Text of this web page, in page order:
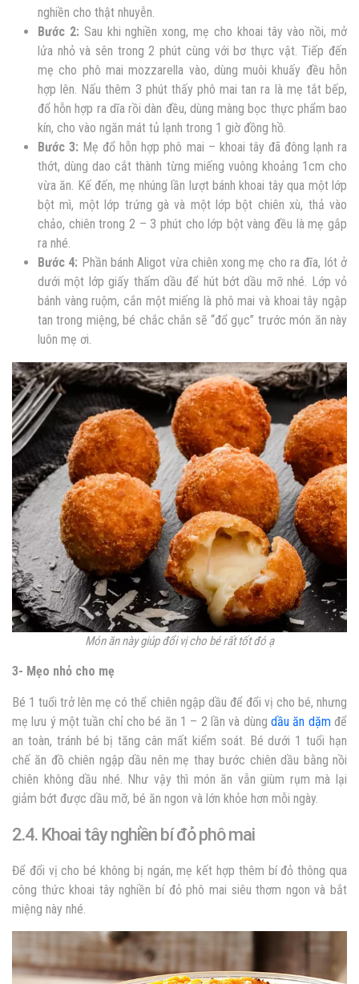
nghiền cho thật nhuyễn.
Bước 2: Sau khi nghiền xong, mẹ cho khoai tây vào nồi, mở
lửa nhỏ và sên trong 2 phút cùng với bơ thực vật. Tiếp đến
mẹ cho phô mai mozzarella vào, dùng muôi khuấy đều hỗn
hợp lên. Nấu thêm 3 phút thấy phô mai tan ra là mẹ tắt bếp,
đổ hỗn hợp ra dĩa rồi dàn đều, dùng màng bọc thực phẩm bao
kín, cho vào ngăn mát tủ lạnh trong 1 giờ đồng hồ.
Bước 3: Mẹ đổ hỗn hợp phô mai – khoai tây đã đông lạnh ra
thớt, dùng dao cắt thành từng miếng vuông khoảng 1cm cho
vừa ăn. Kế đến, mẹ nhúng lần lượt bánh khoai tây qua một lớp
bột mì, một lớp trứng gà và một lớp bột chiên xù, thả vào
chảo, chiên trong 2 – 3 phút cho lớp bột vàng đều là mẹ gắp
ra nhé.
Bước 4: Phần bánh Aligot vừa chiên xong mẹ cho ra đĩa, lót ở
dưới một lớp giấy thấm dầu để hút bớt dầu mỡ nhé. Lớp vỏ
bánh vàng ruộm, cắn một miếng là phô mai và khoai tây ngập
tan trong miệng, bé chắc chắn sẽ “đổ gục” trước món ăn này
luôn mẹ ơi.
Món ăn này giúp đổi vị cho bé rất tốt đó ạ
3- Mẹo nhỏ cho mẹ
Bé 1 tuổi trở lên mẹ có thể chiên ngập dầu để đổi vị cho bé, nhưng
mẹ lưu ý một tuần chỉ cho bé ăn 1 – 2 lần và dùng dầu ăn dặm để
an toàn, tránh bé bị tăng cân mất kiểm soát. Bé dưới 1 tuổi hạn
chế ăn đồ chiên ngập dầu nên mẹ thay bước chiên dầu bằng nồi
chiên không dầu nhé. Như vậy thì món ăn vẫn giùm rụm mà lại
giảm bớt được dầu mỡ, bé ăn ngon và lớn khỏe hơn mỗi ngày.
2.4. Khoai tây nghiền bí đỏ phô mai
Để đổi vị cho bé không bị ngán, mẹ kết hợp thêm bí đỏ thông qua
công thức khoai tây nghiền bí đỏ phô mai siêu thơm ngon và bắt
miệng này nhé.